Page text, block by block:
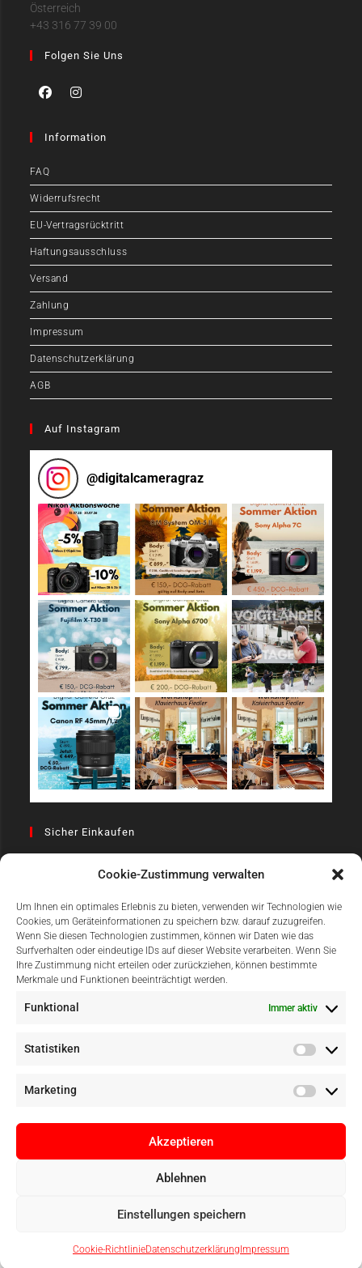
Cookie-Zustimmung verwalten
Um Ihnen ein optimales Erlebnis zu bieten, verwenden wir Technologien wie
Cookies, um Geräteinformationen zu speichern bzw. darauf zuzugreifen.
Wenn Sie diesen Technologien zustimmen, können wir Daten wie das
Surfverhalten oder eindeutige IDs auf dieser Website verarbeiten. Wenn Sie
Ihre Zustimmung nicht erteilen oder zurückziehen, können bestimmte
Merkmale und Funktionen beeinträchtigt werden.
Funktional Immer aktiv
Statistiken
Marketing
Akzeptieren
Ablehnen
Einstellungen speichern
Cookie-RichtlinieDatenschutzerklärung Impressum
Österreich
+43 316 77 39 00
Folgen Sie Uns
Information
FAQ
Widerrufsrecht
EU-Vertragsrücktritt
Haftungsausschluss
Versand
Zahlung
Impressum
Datenschutzerklärung
AGB
Auf Instagram
@digitalcameragraz
Sicher Einkaufen
Einfach Online Bezahlen
Commerce bypathways digital, Mallorca